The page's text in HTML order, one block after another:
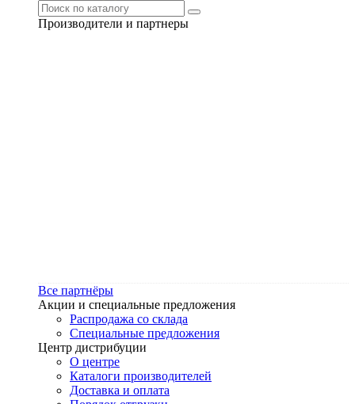
Производители и партнеры
Все партнёры
Акции и специальные предложения
Распродажа со склада
Специальные предложения
Центр дистрибуции
О центре
Каталоги производителей
Доставка и оплата